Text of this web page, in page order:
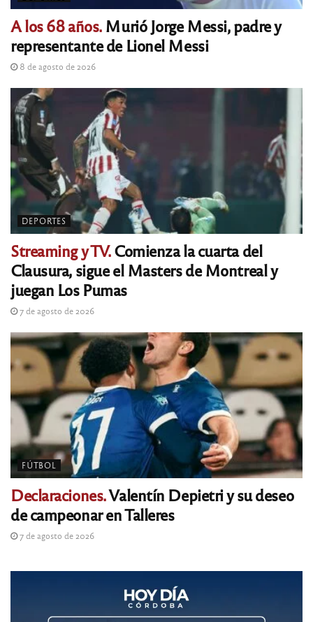
A los 68 años.Murió Jorge Messi, padre y
representante de Lionel Messi
8 de agosto de 2026
DEPORTES
Streaming y TV.Comienza la cuarta del
Clausura, sigue el Masters de Montreal y
juegan Los Pumas
7 de agosto de 2026
FÚTBOL
Declaraciones.Valentín Depietri y su deseo
de campeonar en Talleres
7 de agosto de 2026